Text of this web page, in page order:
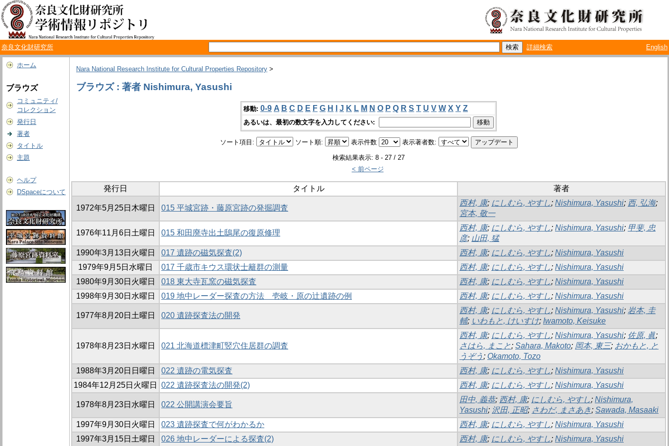
奈良文化財研究所 詳細検索 English
ホーム
ブラウズ
コミュニティ/
コレクション
発行日
著者
タイトル
主題
ヘルプ
DSpaceについて
Nara National Research Institute for Cultural Properties Repository >
ブラウズ : 著者 Nishimura, Yasushi
移動: 0-9 A B C D E F G H J K L M N O P Q R S T U V W X Y Z
あるいは、最初の数文字を入力してください:
ソート項目: ソート順: 表示件数 表示著者数:
検索結果表示: 8 - 27 / 27
< 前ページ
発行日 タイトル 著者
1972年5月25日木曜日 015 平城宮跡・藤原宮跡の発掘調査
西村, 康; にしむら, やすし; Nishimura, Yasushi; 西, 弘海;
宮本, 敬一
1976年11月6日土曜日 015 和田廃寺出土鴟尾の復原修理
西村, 康; にしむら, やすし; Nishimura, Yasushi; 甲斐, 忠
彦; 山田, 猛
1990年3月13日火曜日
017 遺跡の磁気探査(2) 西村, 康; にしむら, やすし; Nishimura, Yasushi
1979年9月5日水曜日
017 千歳市キウス環状士籬群の測量 西村, 康; にしむら, やすし; Nishimura, Yasushi
1980年9月30日火曜日
018 東大寺瓦窯の磁気探査 西村, 康; にしむら, やすし; Nishimura, Yasushi
1998年9月30日水曜日
019 地中レーダー探査の方法 壱岐・原の辻遺跡の例 西村, 康; にしむら, やすし; Nishimura, Yasushi
1977年8月20日土曜日 020 遺跡探査法の開発
西村, 康; にしむら, やすし; Nishimura, Yasushi; 岩本, 圭
輔; いわもと, けいすけ; Iwamoto, Keisuke
1978年8月23日水曜日 021 北海道標津町竪穴住居群の調査
西村, 康; にしむら, やすし; Nishimura, Yasushi; 佐原, 眞;
さはら, まこと; Sahara, Makoto; 岡本, 東三; おかもと, と
うぞう ; Okamoto, Tozo
1988年3月20日日曜日
022 遺跡の電気探査 西村, 康; にしむら, やすし; Nishimura, Yasushi
1984年12月25日火曜日
022 遺跡探査法の開発(2) 西村, 康; にしむら, やすし; Nishimura, Yasushi
1978年8月23日水曜日 022 公開講演会要旨
田中, 義恭; 西村, 康; にしむら, やすし; Nishimura,
Yasushi; 沢田, 正昭; さわだ, まさあき; Sawada, Masaaki
1997年9月30日火曜日
023 遺跡探査で何がわかるか 西村, 康; にしむら, やすし; Nishimura, Yasushi
1997年3月15日土曜日
026 地中レーダーによる探査(2) 西村, 康; にしむら, やすし; Nishimura, Yasushi